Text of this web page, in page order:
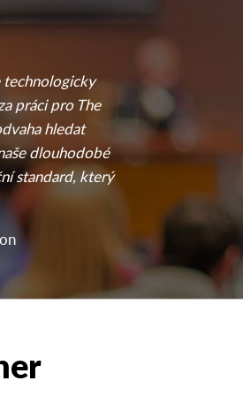
práci pro The
hledat
dlouhodobé
standard, který